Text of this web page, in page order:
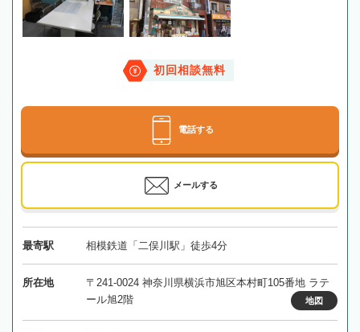
初回相談無料
電話する
メールする
最寄駅 相模鉄道「二俣川駅」徒歩4分
所在地
〒241-0024 神奈川県横浜市旭区本村町105番地 ラテ
ール旭2階
地図